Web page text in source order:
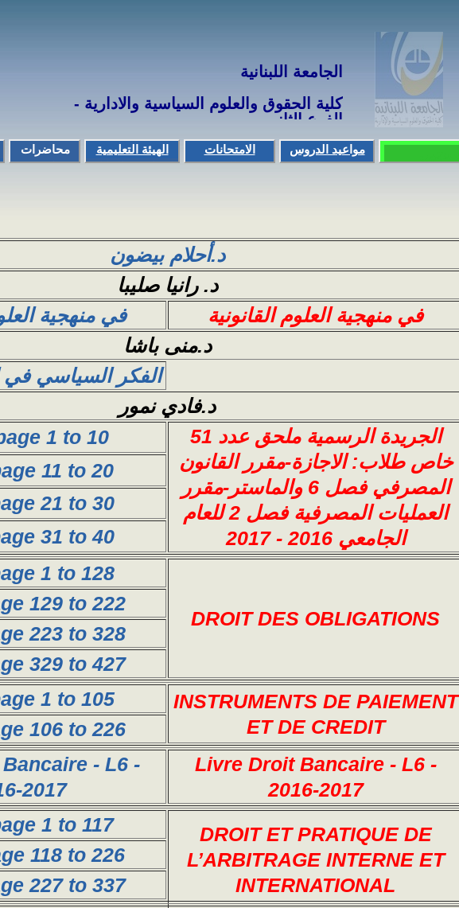
الامتحانات
مواعيد الامتحانات
الماستر 2
-----
نتائج الامتحانات
الهيئة التعليمية
استاذ في الملاك
استاذ رياضة
محاضرات
وكتب
مواعيد الدروس
الجامعة
اللبنانية
كلية الحقوق والعلوم السياسية والادارية -
الفرع الثاني
د.أحلام بيضون
د. رانيا صليبا
في منهجية
في منهجية العلوم القانونية
د.منى باشا
الفكر السياسي في
د.فادي نمور
1 to 10
الجريدة الرسمية ملحق عدد 51
خاص طلاب: الاجازة-مقرر القانون
المصرفي فصل 6 والماستر-مقرر
العمليات المصرفية فصل 2 للعام
الجامعي 2016 - 2017
11 to 20
21 to 30
31 to 40
1 to 128
DROIT DES OBLIGATIONS
129 to 222
223 to 328
329 to 427
1 to 105
INSTRUMENTS DE PAIEMENT
ET DE CREDIT
106 to 226
- L6 -
2017
Livre Droit Bancaire - L6 -
2016-2017
1 to 117
DROIT ET PRATIQUE DE
L’ARBITRAGE INTERNE ET
INTERNATIONAL
118 to 226
227 to 337